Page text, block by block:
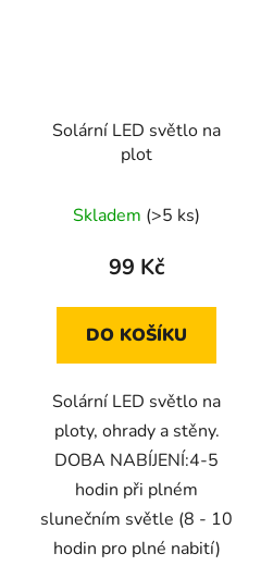
Solární LED světlo na
plot
Skladem (>5 ks)
99 Kč
DO KOŠÍKU
Solární LED světlo na
ploty, ohrady a stěny.
DOBA NABÍJENÍ:4-5
hodin při plném
slunečním světle (8 - 10
hodin pro plné nabití)